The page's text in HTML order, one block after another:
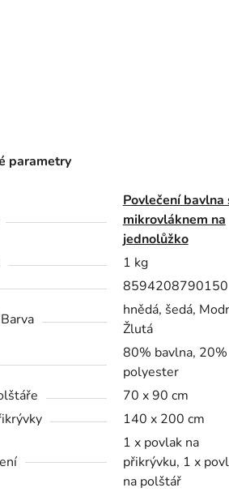
parametry
Povlečení bavlna
mikrovláknem na
jednolůžko
1 kg
8594208790150
hnědá, šedá,
Žlutá
80% bavlna, 20%
polyester
70 x 90 cm
140 x 200 cm
1 x povlak na
přikrývku, 1 x
na polštář